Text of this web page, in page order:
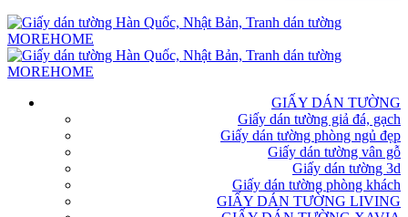
GIẤY DÁN TƯỜNG
Giấy dán tường giả đá, gạch
Giấy dán tường phòng ngủ đẹp
Giấy dán tường vân gỗ
Giấy dán tường 3d
Giấy dán tường phòng khách
GIẤY DÁN TƯỜNG LIVING